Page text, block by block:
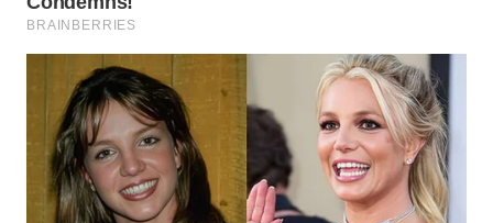
WN
NATUNA
WN
BINTAN
WN
MANDALIKA